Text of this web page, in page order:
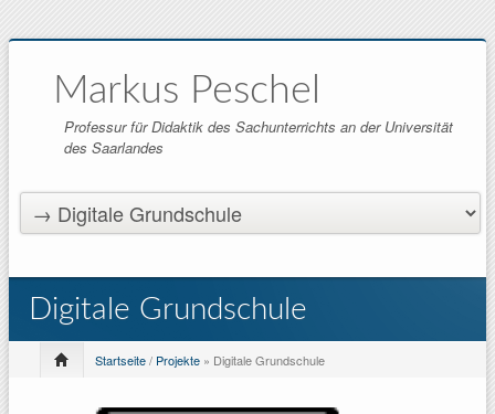
Markus Peschel
Professur für Didaktik des Sachunterrichts an der Universität
des Saarlandes
Digitale Grundschule
Startseite/ Projekte » Digitale Grundschule